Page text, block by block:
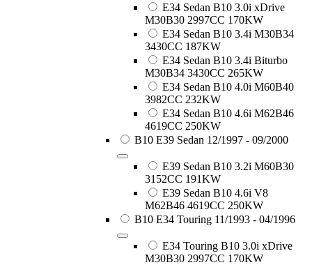
E34 Sedan B10 3.0i xDrive
M30B30 2997CC 170KW
E34 Sedan B10 3.4i M30B34
3430CC 187KW
E34 Sedan B10 3.4i Biturbo
M30B34 3430CC 265KW
E34 Sedan B10 4.0i M60B40
3982CC 232KW
E34 Sedan B10 4.6i M62B46
4619CC 250KW
B10 E39 Sedan 12/1997 - 09/2000
E39 Sedan B10 3.2i M60B30
3152CC 191KW
E39 Sedan B10 4.6i V8
M62B46 4619CC 250KW
B10 E34 Touring 11/1993 - 04/1996
E34 Touring B10 3.0i xDrive
M30B30 2997CC 170KW